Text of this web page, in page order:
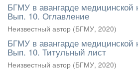
БГМУ в авангарде медицинской
Вып. 10. Оглавление
Неизвестный автор (БГМУ, 2020)
БГМУ в авангарде медицинской
Вып. 10. Титульный лист
Неизвестный автор (БГМУ, 2020)